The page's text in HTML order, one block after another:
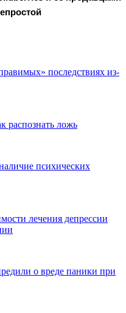
последствиях из-
распознать ложь
психических
лечения депрессии
о вреде паники при